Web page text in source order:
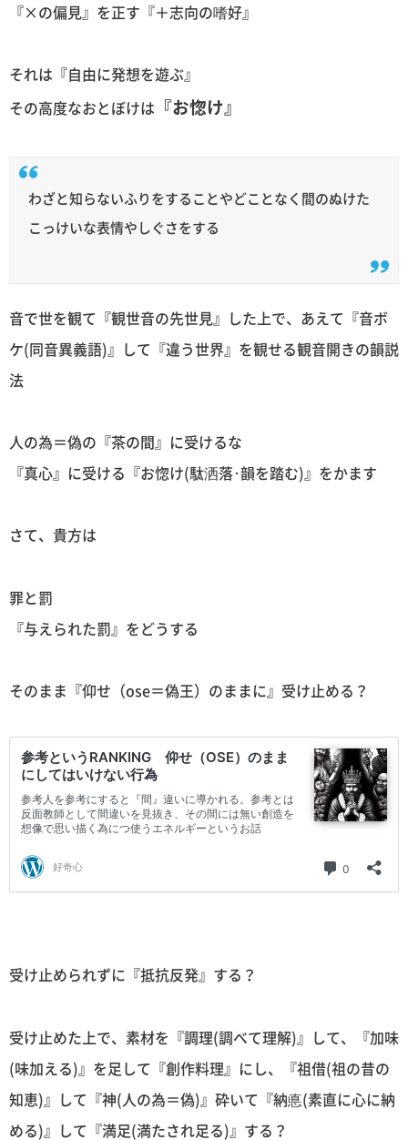
『×の偏見』を正す『＋志向の嗜好』
それは『自由に発想を遊ぶ』
その高度なおとぼけは 『お惚け』
わざと知らないふりをすることやどことなく間のぬけた
こっけいな表情やしぐさをする
音で世を観て『観世音の先世見』した上で、あえて『音ボ
ケ(同音異義語)』して『違う世界』を観せる観音開きの韻説
法
人の為＝偽の『茶の間』に受けるな
『真心』に受ける『お惚け(駄洒落･韻を踏む)』をかます
さて、貴方は
罪と罰
『与えられた罰』をどうする
そのまま『仰せ（ose＝偽王）のままに』受け止める？
受け止められずに『抵抗反発』する？
受け止めた上で、素材を『調理(調べて理解)』して、『加味
(味加える)』を足して『創作料理』にし、『祖借(祖の昔の
知恵)』して『神(人の為＝偽)』砕いて『納悳(素直に心に納
める)』して『満足(満たされ足る)』する？